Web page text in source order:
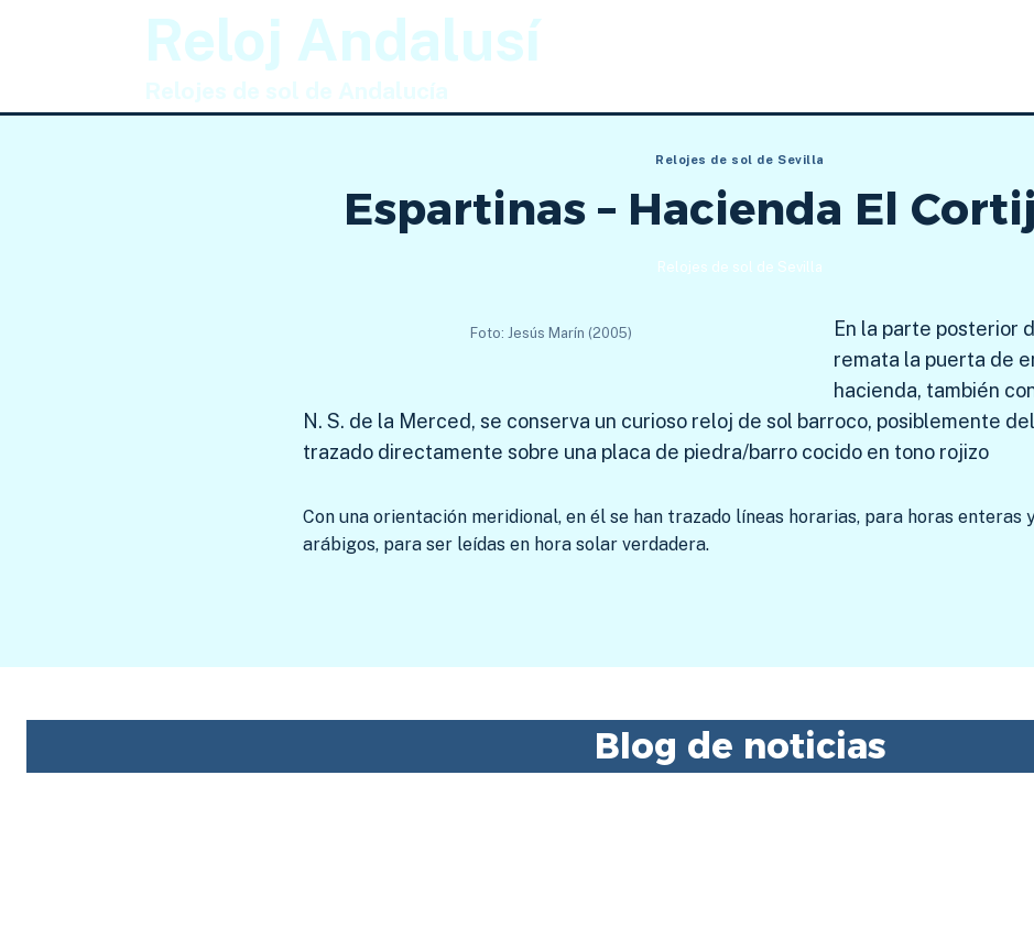
Reloj Andalusí
Relojes de sol de Sevilla
Espartinas – Hacienda El
Relojes de sol de Sevilla
Foto: Jesús Marín (2005)
En la parte posterior
remata la puerta de
hacienda, también
N. S. de la Merced, se conserva un curioso reloj de sol barroco, posiblemente
trazado directamente sobre una placa de piedra/barro cocido en tono rojizo
Con una orientación meridional, en él se han trazado líneas horarias, para horas enteras
arábigos, para ser leídas en hora solar verdadera.
Blog de noticias